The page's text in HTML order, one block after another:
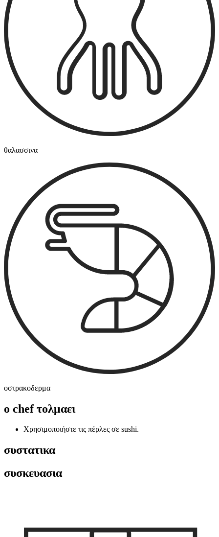
θαλασσινα
οστρακοδερμα
ο chef τολμαει
Χρησιμοποιήστε τις πέρλες σε sushi.
συστατικα
συσκευασια